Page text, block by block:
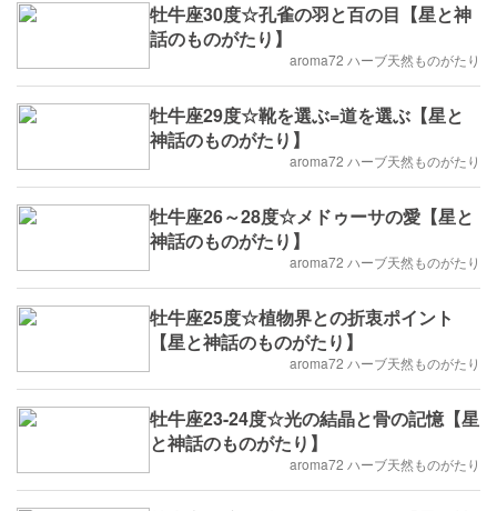
牡牛座30度☆孔雀の羽と百の目【星と神
話のものがたり】
aroma72 ハーブ天然ものがたり
牡牛座29度☆靴を選ぶ=道を選ぶ【星と
神話のものがたり】
aroma72 ハーブ天然ものがたり
牡牛座26～28度☆メドゥーサの愛【星と
神話のものがたり】
aroma72 ハーブ天然ものがたり
牡牛座25度☆植物界との折衷ポイント
【星と神話のものがたり】
aroma72 ハーブ天然ものがたり
牡牛座23-24度☆光の結晶と骨の記憶【星
と神話のものがたり】
aroma72 ハーブ天然ものがたり